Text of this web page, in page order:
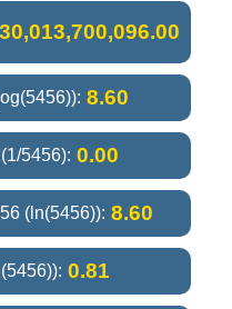
8.60
5456): 0.00
(ln(5456)): 8.60
0.81